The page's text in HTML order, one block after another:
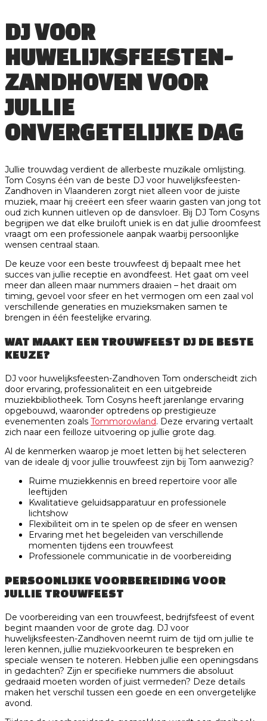
DJ VOOR
HUWELIJKSFEESTEN-
ZANDHOVEN VOOR
JULLIE
ONVERGETELIJKE DAG
Jullie trouwdag verdient de allerbeste muzikale omlijsting.
Tom Cosyns één van de beste DJ voor huwelijksfeesten-
Zandhoven in Vlaanderen zorgt niet alleen voor de juiste
muziek, maar hij creëert een sfeer waarin gasten van jong tot
oud zich kunnen uitleven op de dansvloer. Bij DJ Tom Cosyns
begrijpen we dat elke bruiloft uniek is en dat jullie droomfeest
vraagt om een professionele aanpak waarbij persoonlijke
wensen centraal staan.
De keuze voor een beste trouwfeest dj bepaalt mee het
succes van jullie receptie en avondfeest. Het gaat om veel
meer dan alleen maar nummers draaien – het draait om
timing, gevoel voor sfeer en het vermogen om een zaal vol
verschillende generaties en muzieksmaken samen te
brengen in één feestelijke ervaring.
WAT MAAKT EEN TROUWFEEST DJ DE BESTE
KEUZE?
DJ voor huwelijksfeesten-Zandhoven Tom onderscheidt zich
door ervaring, professionaliteit en een uitgebreide
muziekbibliotheek. Tom Cosyns heeft jarenlange ervaring
opgebouwd, waaronder optredens op prestigieuze
evenementen zoals Tommorowland. Deze ervaring vertaalt
zich naar een feilloze uitvoering op jullie grote dag.
Al de kenmerken waarop je moet letten bij het selecteren
van de ideale dj voor jullie trouwfeest zijn bij Tom aanwezig?
Ruime muziekkennis en breed repertoire voor alle
leeftijden
Kwalitatieve geluidsapparatuur en professionele
lichtshow
Flexibiliteit om in te spelen op de sfeer en wensen
Ervaring met het begeleiden van verschillende
momenten tijdens een trouwfeest
Professionele communicatie in de voorbereiding
PERSOONLIJKE VOORBEREIDING VOOR
JULLIE TROUWFEEST
De voorbereiding van een trouwfeest, bedrijfsfeest of event
begint maanden voor de grote dag. DJ voor
huwelijksfeesten-Zandhoven neemt ruim de tijd om jullie te
leren kennen, jullie muziekvoorkeuren te bespreken en
speciale wensen te noteren. Hebben jullie een openingsdans
in gedachten? Zijn er specifieke nummers die absoluut
gedraaid moeten worden of juist vermeden? Deze details
maken het verschil tussen een goede en een onvergetelijke
avond.